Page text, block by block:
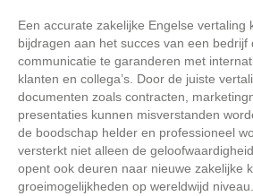
Een accurate zakelijke Engelse vertaling
bijdragen aan het succes van een bedrijf
communicatie te garanderen met
klanten en collega’s. Door de juiste
documenten zoals contracten,
presentaties kunnen misverstanden
de boodschap helder en professioneel
versterkt niet alleen de
opent ook deuren naar nieuwe zakelijke
groeimogelijkheden op wereldwijd